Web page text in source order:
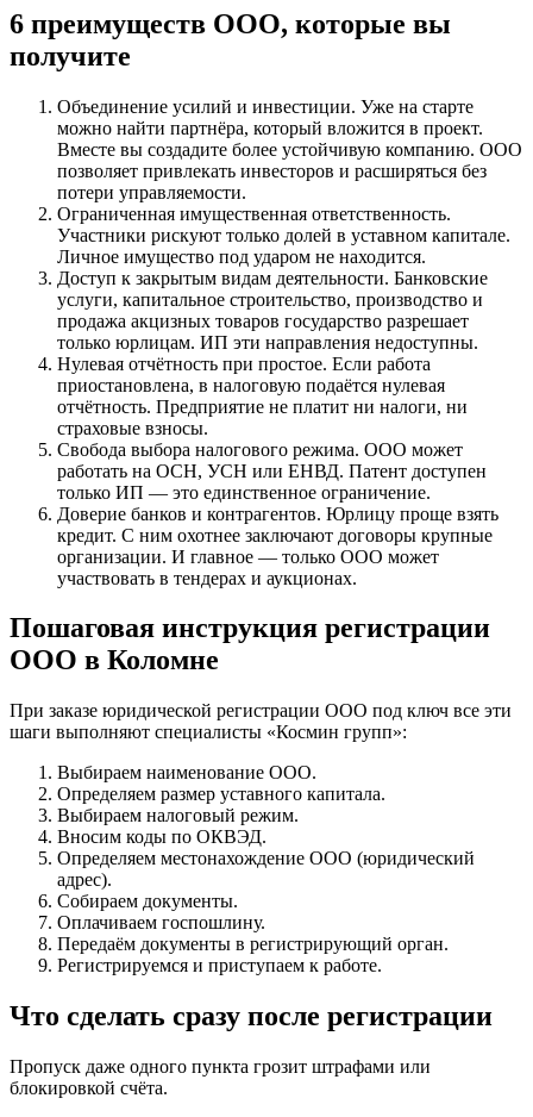
6 преимуществ ООО, которые вы
получите
Объединение усилий и инвестиции. Уже на старте
можно найти партнёра, который вложится в проект.
Вместе вы создадите более устойчивую компанию. ООО
позволяет привлекать инвесторов и расширяться без
потери управляемости.
Ограниченная имущественная ответственность.
Участники рискуют только долей в уставном капитале.
Личное имущество под ударом не находится.
Доступ к закрытым видам деятельности. Банковские
услуги, капитальное строительство, производство и
продажа акцизных товаров государство разрешает
только юрлицам. ИП эти направления недоступны.
Нулевая отчётность при простое. Если работа
приостановлена, в налоговую подаётся нулевая
отчётность. Предприятие не платит ни налоги, ни
страховые взносы.
Свобода выбора налогового режима. ООО может
работать на ОСН, УСН или ЕНВД. Патент доступен
только ИП — это единственное ограничение.
Доверие банков и контрагентов. Юрлицу проще взять
кредит. С ним охотнее заключают договоры крупные
организации. И главное — только ООО может
участвовать в тендерах и аукционах.
Пошаговая инструкция регистрации
ООО в Коломне
При заказе юридической регистрации ООО под ключ все эти
шаги выполняют специалисты «Космин групп»:
Выбираем наименование ООО.
Определяем размер уставного капитала.
Выбираем налоговый режим.
Вносим коды по ОКВЭД.
Определяем местонахождение ООО (юридический
адрес).
Собираем документы.
Оплачиваем госпошлину.
Передаём документы в регистрирующий орган.
Регистрируемся и приступаем к работе.
Что сделать сразу после регистрации
Пропуск даже одного пункта грозит штрафами или
блокировкой счёта.